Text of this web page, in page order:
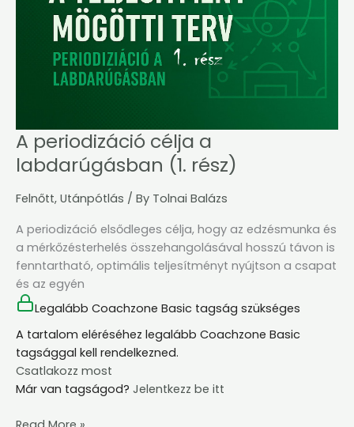
A periodizáció célja a
labdarúgásban (1. rész)
Felnőtt, Utánpótlás / By Tolnai Balázs
A periodizáció elsődleges célja, hogy az edzésmunka és
a mérkőzésterhelés összehangolásával hosszú távon is
fenntartható, optimális teljesítményt nyújtson a csapat
és az egyén
Legalább Coachzone Basic tagság szükséges
A tartalom eléréséhez legalább Coachzone Basic
tagsággal kell rendelkezned.
Csatlakozz most
Már van tagságod? Jelentkezz be itt